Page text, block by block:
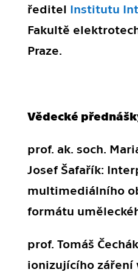
ředitel Institutu
Fakultě
Praze.
Vědecké
prof. ak. soch.
Josef Šafařík:
multimediálního
formátu
prof. Tomáš
ionizujícího záření